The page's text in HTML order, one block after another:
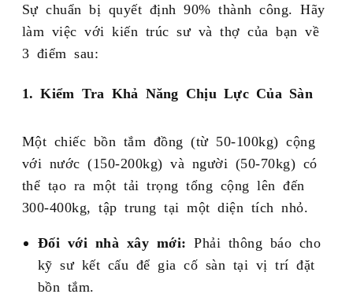
Sự chuẩn bị quyết định 90% thành công. Hãy
làm việc với kiến trúc sư và thợ của bạn về
3 điểm sau:
1. Kiểm Tra Khả Năng Chịu Lực Của Sàn
Một chiếc bồn tắm đồng (từ 50-100kg) cộng
với nước (150-200kg) và người (50-70kg) có
thể tạo ra một tải trọng tổng cộng lên đến
300-400kg, tập trung tại một diện tích nhỏ.
Đối với nhà xây mới: Phải thông báo cho
kỹ sư kết cấu để gia cố sàn tại vị trí đặt
bồn tắm.